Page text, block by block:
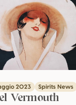
2023 Spirits News
Vermouth